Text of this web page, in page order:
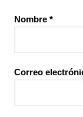
Nombre *
Correo